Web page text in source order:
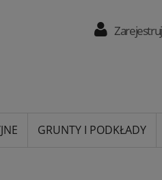
GRUNTY I PODKŁADY